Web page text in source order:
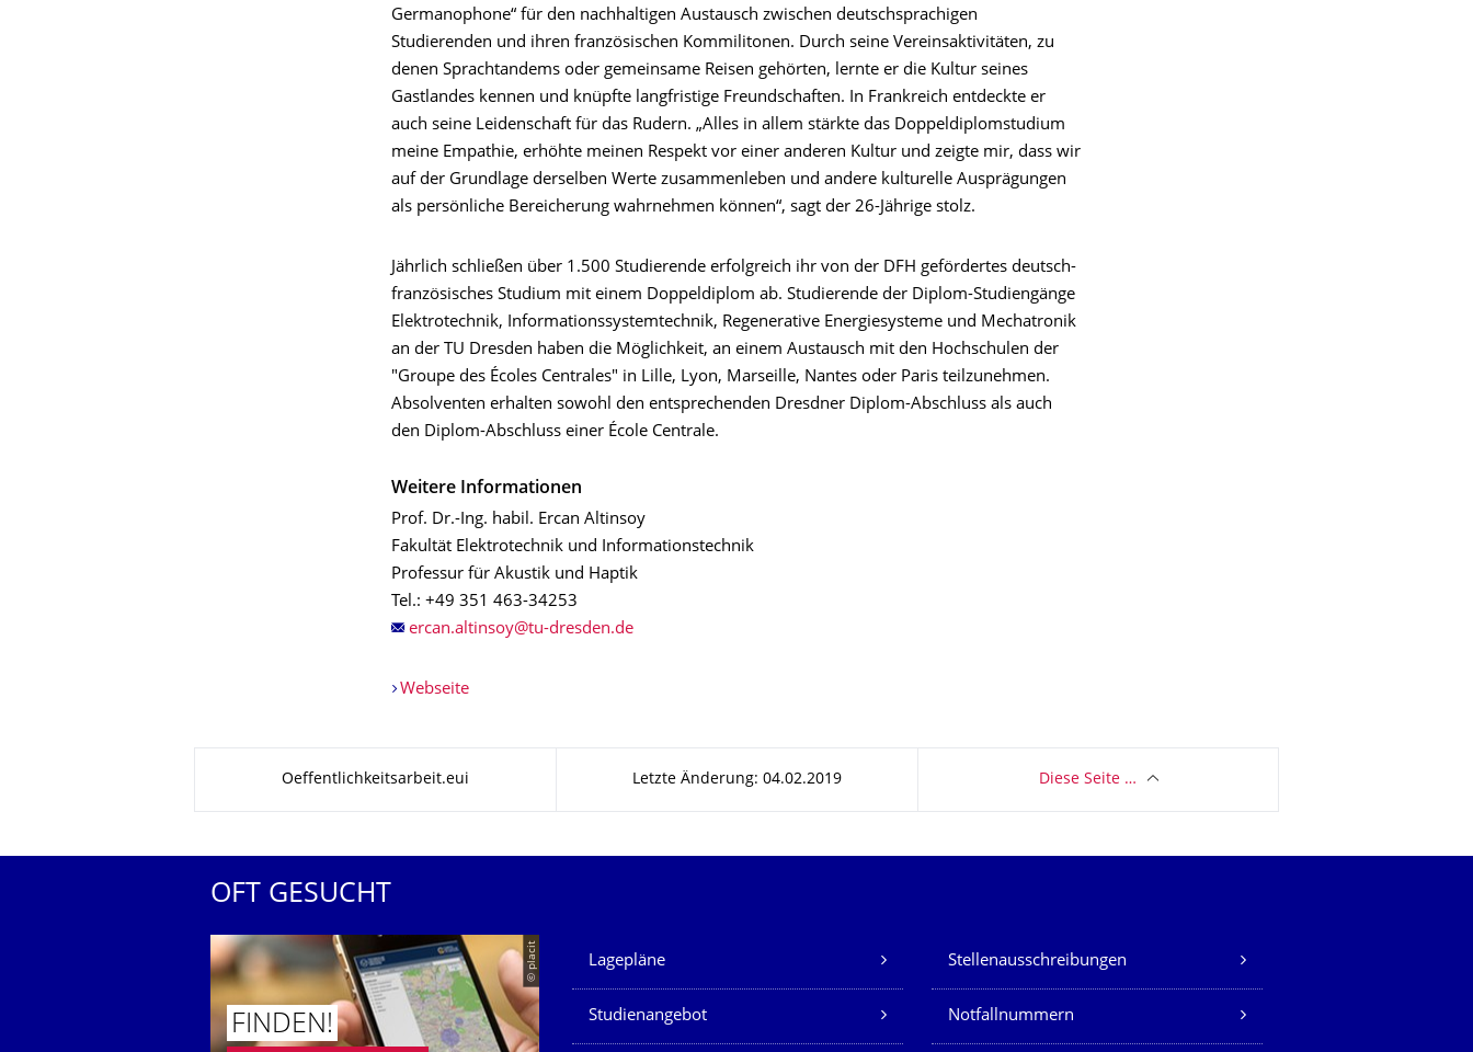
Germanophone“ für den nachhaltigen Austausch zwischen deutschsprachigen
Studierenden und ihren französischen Kommilitonen. Durch seine Vereinsaktivitäten, zu
denen Sprachtandems oder gemeinsame Reisen gehörten, lernte er die Kultur seines
Gastlandes kennen und knüpfte langfristige Freundschaften. In Frankreich entdeckte er
auch seine Leidenschaft für das Rudern. „Alles in allem stärkte das Doppeldiplomstudium
meine Empathie, erhöhte meinen Respekt vor einer anderen Kultur und zeigte mir, dass wir
auf der Grundlage derselben Werte zusammenleben und andere kulturelle Ausprägungen
als persönliche Bereicherung wahrnehmen können“, sagt der 26-Jährige stolz.
Jährlich schließen über 1.500 Studierende erfolgreich ihr von der DFH gefördertes deutsch-
französisches Studium mit einem Doppeldiplom ab. Studierende der Diplom-Studiengänge
Elektrotechnik, Informationssystemtechnik, Regenerative Energiesysteme und Mechatronik
an der TU Dresden haben die Möglichkeit, an einem Austausch mit den Hochschulen der
"Groupe des Écoles Centrales" in Lille, Lyon, Marseille, Nantes oder Paris teilzunehmen.
Absolventen erhalten sowohl den entsprechenden Dresdner Diplom-Abschluss als auch
den Diplom-Abschluss einer École Centrale.
Weitere Informationen
Prof. Dr.-Ing. habil. Ercan Altinsoy
Fakultät Elektrotechnik und Informationstechnik
Professur für Akustik und Haptik
Tel.: +49 351 463-34253
Webseite
Oeffentlichkeitsarbeit.eui Letzte Änderung: 04.02.2019 Diese Seite …
OFT GESUCHT
© placit
FINDEN!
Unsere Dienste
Lagepläne Stellenausschreibungen
Studienangebot Notfallnummern